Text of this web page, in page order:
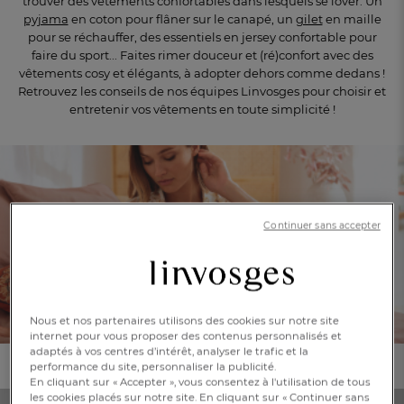
FR
AT
BE
CH
pyjama en coton pour flâner sur le canapé, un gileten maille
pour se réchauffer, des essentiels en jersey confortable pour
faire du sport... Faites rimer douceur et (ré)confort avec des
vêtements cosy et élégants, à adopter dehors comme dedans !
Retrouvez les conseils de nos équipes Linvosges pour choisir et
entretenir vos vêtements en toute simplicité !
Le pyjama
Quel pyjama choisir ?
Nous et nos partenaires utilisons des cookies sur notre site
internet pour vous proposer des contenus personnalisés et
adaptés à vos centres d’intérêt, analyser le trafic et la
performance du site, personnaliser la publicité.
En cliquant sur « Accepter », vous consentez à l'utilisation de tous
les cookies placés sur notre site. En cliquant sur « Continuer sans
Continuer sans accepter